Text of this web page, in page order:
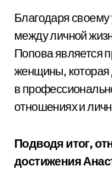
Благодаря
между личной
Попова является
женщины, которая
в
отношениях и
Подводя итог,
достижения